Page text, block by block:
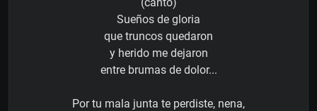
Sueños de gloria
que truncos quedaron
y herido me dejaron
entre brumas de dolor...
Por tu mala junta te perdiste, nena,